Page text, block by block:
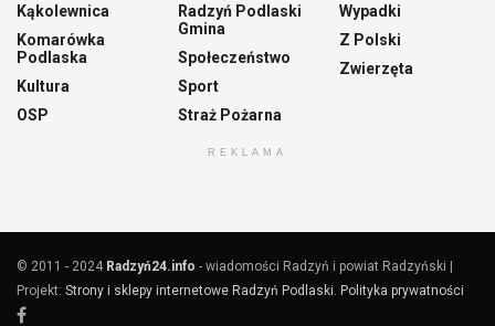
Kąkolewnica
Komarówka
Podlaska
Kultura
OSP
Radzyń Podlaski
Gmina
Społeczeństwo
Sport
Straż Pożarna
Wypadki
Z Polski
Zwierzęta
REKLAMA
© 2011 - 2024 Radzyń24.info - wiadomości Radzyń i powiat Radzyński |
Projekt: Strony i sklepy internetowe Radzyń Podlaski Polityka prywatności